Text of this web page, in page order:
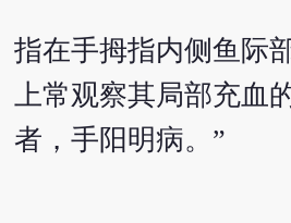
指在手拇指内侧鱼际
上常观察其局部充血
者，手阳明病。”